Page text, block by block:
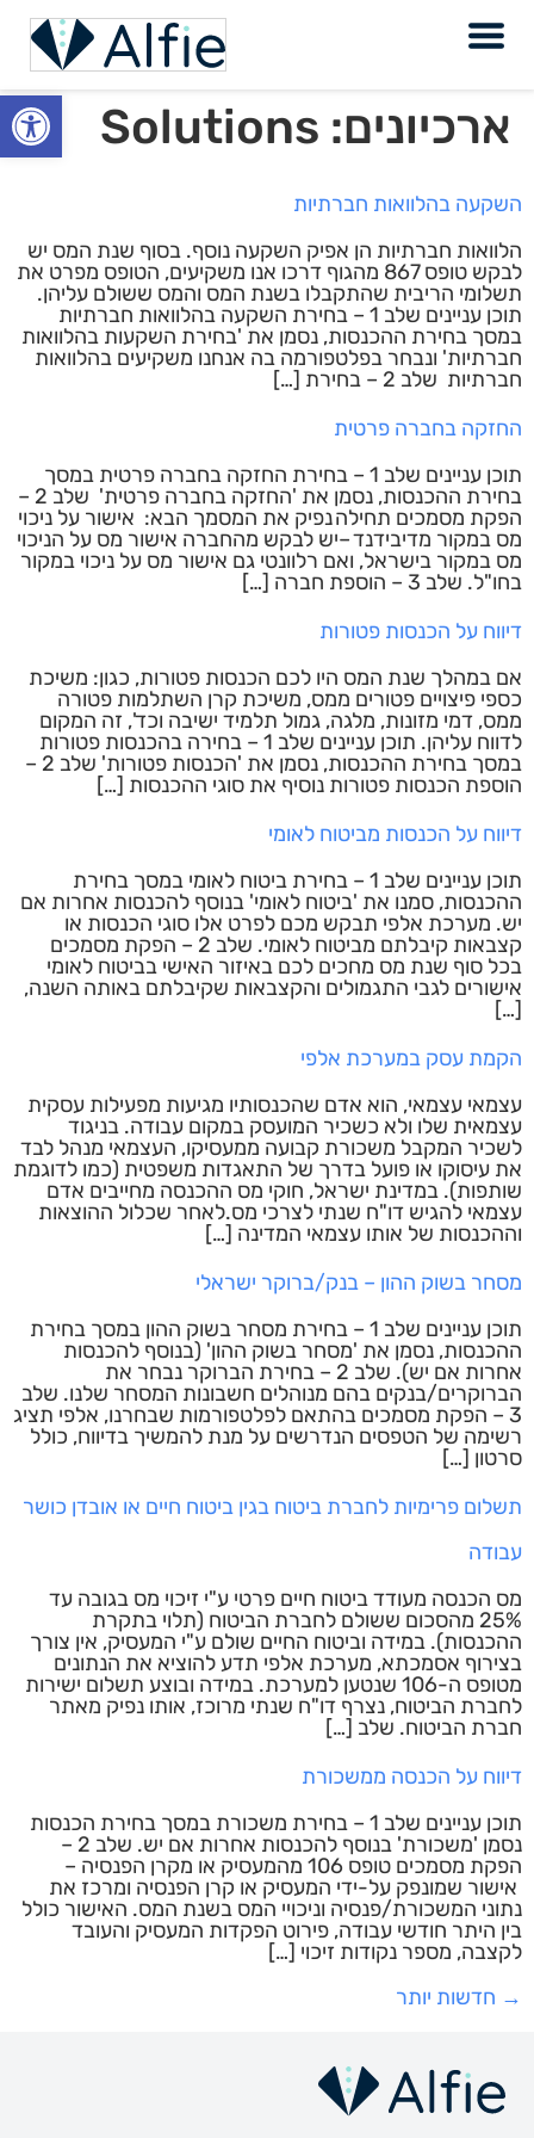
ארכיונים: Solutions
השקעה בהלוואות חברתיות
הלוואות חברתיות הן אפיק השקעה נוסף. בסוף שנת המס יש
לבקש טופס 867 מהגוף דרכו אנו משקיעים, הטופס מפרט את
תשלומי הריבית שהתקבלו בשנת המס והמס ששולם עליהן.
תוכן עניינים שלב 1 – בחירת השקעה בהלוואות חברתיות
במסך בחירת ההכנסות, נסמן את 'בחירת השקעות בהלוואות
חברתיות' ונבחר בפלטפורמה בה אנחנו משקיעים בהלוואות
חברתיות שלב 2 – בחירת […]
החזקה בחברה פרטית
תוכן עניינים שלב 1 – בחירת החזקה בחברה פרטית במסך
בחירת ההכנסות, נסמן את 'החזקה בחברה פרטית' שלב 2 –
הפקת מסמכים תחילה נפיק את המסמך הבא: אישור על ניכוי
מס במקור מדיבידנד –יש לבקש מהחברה אישור מס על הניכוי
מס במקור בישראל, ואם רלוונטי גם אישור מס על ניכוי במקור
בחו"ל. שלב 3 – הוספת חברה […]
דיווח על הכנסות פטורות
אם במהלך שנת המס היו לכם הכנסות פטורות, כגון: משיכת
כספי פיצויים פטורים ממס, משיכת קרן השתלמות פטורה
ממס, דמי מזונות, מלגה, גמול תלמיד ישיבה וכד', זה המקום
לדווח עליהן. תוכן עניינים שלב 1 – בחירה בהכנסות פטורות
במסך בחירת ההכנסות, נסמן את 'הכנסות פטורות' שלב 2 –
הוספת הכנסות פטורות נוסיף את סוגי ההכנסות […]
דיווח על הכנסות מביטוח לאומי
תוכן עניינים שלב 1 – בחירת ביטוח לאומי במסך בחירת
ההכנסות, סמנו את 'ביטוח לאומי' בנוסף להכנסות אחרות אם
יש. מערכת אלפי תבקש מכם לפרט אלו סוגי הכנסות או
קצבאות קיבלתם מביטוח לאומי. שלב 2 – הפקת מסמכים
בכל סוף שנת מס מחכים לכם באיזור האישי בביטוח לאומי
אישורים לגבי התגמולים והקצבאות שקיבלתם באותה השנה,
[…]
הקמת עסק במערכת אלפי
עצמאי עצמאי, הוא אדם שהכנסותיו מגיעות מפעילות עסקית
עצמאית שלו ולא כשכיר המועסק במקום עבודה. בניגוד
לשכיר המקבל משכורת קבועה ממעסיקו, העצמאי מנהל לבד
את עיסוקו או פועל בדרך של התאגדות משפטית (כמו לדוגמת
שותפות). במדינת ישראל, חוקי מס ההכנסה מחייבים אדם
עצמאי להגיש דו"ח שנתי לצרכי מס.לאחר שכלול ההוצאות
וההכנסות של אותו עצמאי המדינה […]
מסחר בשוק ההון – בנק/ברוקר ישראלי
תוכן עניינים שלב 1 – בחירת מסחר בשוק ההון במסך בחירת
ההכנסות, נסמן את 'מסחר בשוק ההון' (בנוסף להכנסות
אחרות אם יש). שלב 2 – בחירת הברוקר נבחר את
הברוקרים/בנקים בהם מנוהלים חשבונות המסחר שלנו. שלב
3 – הפקת מסמכים בהתאם לפלטפורמות שבחרנו, אלפי תציג
רשימה של הטפסים הנדרשים על מנת להמשיך בדיווח, כולל
סרטון […]
תשלום פרימיות לחברת ביטוח בגין ביטוח חיים או אובדן כושר
עבודה
מס הכנסה מעודד ביטוח חיים פרטי ע"י זיכוי מס בגובה עד
25% מהסכום ששולם לחברת הביטוח (תלוי בתקרת
ההכנסות). במידה וביטוח החיים שולם ע"י המעסיק, אין צורך
בצירוף אסמכתא, מערכת אלפי תדע להוציא את הנתונים
מטופס ה-106 שנטען למערכת. במידה ובוצע תשלום ישירות
לחברת הביטוח, נצרף דו"ח שנתי מרוכז, אותו נפיק מאתר
חברת הביטוח. שלב […]
דיווח על הכנסה ממשכורת
תוכן עניינים שלב 1 – בחירת משכורת במסך בחירת הכנסות
נסמן 'משכורת' בנוסף להכנסות אחרות אם יש. שלב 2 –
הפקת מסמכים טופס 106 מהמעסיק או מקרן הפנסיה –
אישור שמונפק על-ידי המעסיק או קרן הפנסיה ומרכז את
נתוני המשכורת/פנסיה וניכויי המס בשנת המס. האישור כולל
בין היתר חודשי עבודה, פירוט הפקדות המעסיק והעובד
לקצבה, מספר נקודות זיכוי […]
→ חדשות יותר